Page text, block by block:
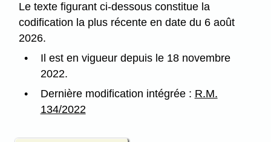
Le texte figurant ci-dessous constitue la
codification la plus récente en date du 6 août
2026.
Il est en vigueur depuis le 18 novembre
2022.
Dernière modification intégrée : R.M.
134/2022